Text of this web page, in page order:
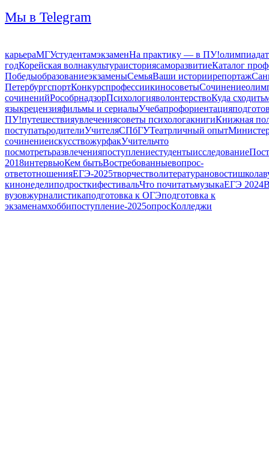
Мы в Telegram
карьераМГУстудентамэкзаменНа практику — в ПУ!олимпиада
годКорейская волнакультураисториясаморазвитиеКаталог
ПобедыобразованиеэкзаменыСемьяВаши историирепортаж
ПетербургспортКонкурспрофессиикиносоветыСочинение
сочиненийРособрнадзорПсихологияволонтерствоКуда сходить
языкрецензияфильмы и сериалыУчебапрофориентация
ПУ!путешествияувлечениясоветы психологакнигиКнижная
поступатьродителиУчителяСПбГУТеатрличный опыт
сочинениеискусствожурфакУчительчто
посмотретьразвлеченияпоступлениестудентыисследование
2018интервьюКем бытьВостребованныевопрос-
ответотношенияЕГЭ-2025творчестволитературановостишкола
кинонеделиподросткифестивальЧто почитатьмузыкаЕГЭ 2024
вузовжурналистикаподготовка к ОГЭподготовка к
экзаменамхоббипоступление-2025опросКолледжи